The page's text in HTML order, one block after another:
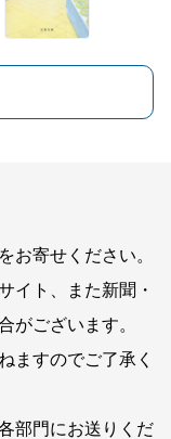
お寄せください。
イト、また新聞・
がございます。
ますのでご了承く
部門にお送りくだ